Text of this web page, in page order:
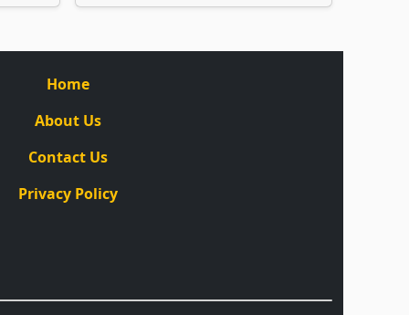
Home
About Us
Contact Us
Privacy Policy